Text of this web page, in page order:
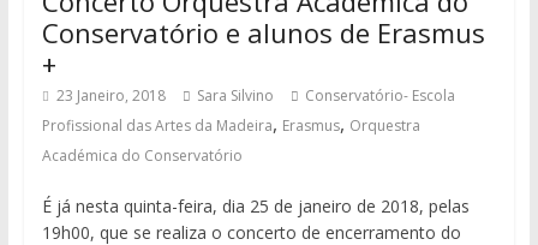
Conservatório e alunos de Erasmus
+
23 Janeiro, 2018 Sara Silvino
Conservatório- Escola
Profissional das Artes da Madeira, Erasmus, Orquestra
Académica do Conservatório
É já nesta quinta-feira, dia 25 de janeiro de 2018, pelas
19h00, que se realiza o concerto de encerramento do